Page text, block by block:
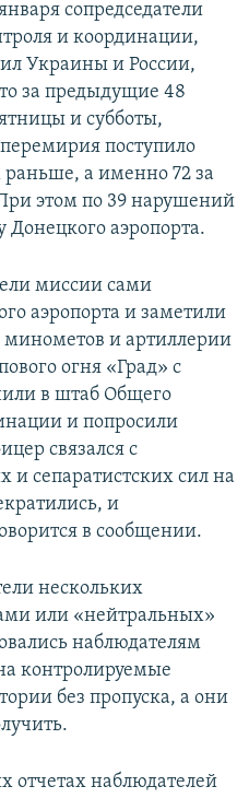
сопредседатели
и координации,
Украины и России,
за предыдущие 48
и субботы,
поступило
а именно 72 за
При этом по 39 нарушений
Донецкого аэропорта.
миссии сами
аэропорта и заметили
и артиллерии
огня «Град» с
в штаб Общего
и попросили
связался с
сепаратистских сил на
и
в сообщении.
нескольких
или «нейтральных»
наблюдателям
контролируемые
без пропуска, а они
отчетах наблюдателей